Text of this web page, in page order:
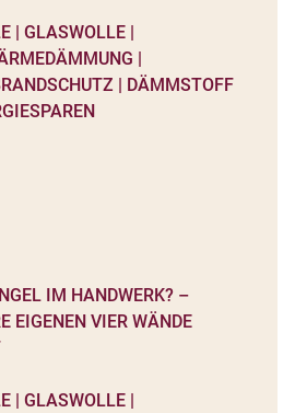
IM HANDWERK? –
EIGENEN VIER WÄNDE